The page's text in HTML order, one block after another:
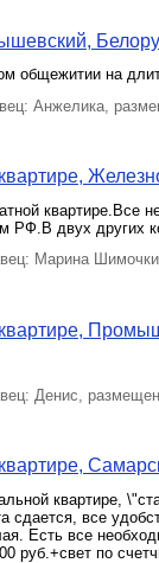
общежитии на
Анжелика,
квартире.Все
РФ.В двух других
Марина
Денис,
квартире,
сдается, все
Есть все
руб.+свет по